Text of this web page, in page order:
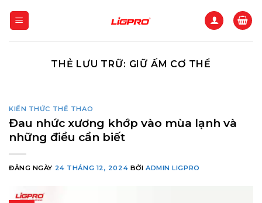
qua
THẺ LƯU TRỮ: GIỮ ẤM CƠ THỂ
KIẾN THỨC THỂ THAO
Đau nhức xương khớp vào mùa lạnh và
những điều cần biết
ĐĂNG NGÀY 24 THÁNG 12, 2024 BỞI ADMIN LIGPRO